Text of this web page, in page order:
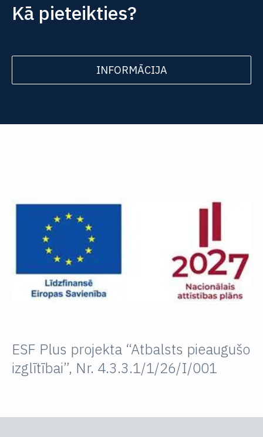
Kā pieteikties?
INFORMĀCIJA
ESF Plus projekta “Atbalsts pieaugušo
izglītībai”, Nr. 4.3.3.1/1/26/I/001